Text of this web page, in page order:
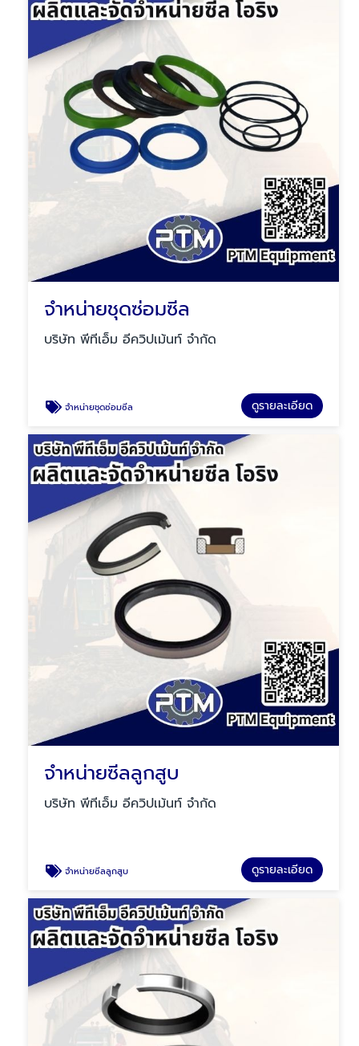
จำหน่ายชุดซ่อมซีล
บริษัท พีทีเอ็ม อีควิปเม้นท์ จำกัด
จำหน่ายชุดซ่อมซีล ดูรายละเอียด
จำหน่ายซีลลูกสูบ
บริษัท พีทีเอ็ม อีควิปเม้นท์ จำกัด
จำหน่ายซีลลูกสูบ ดูรายละเอียด